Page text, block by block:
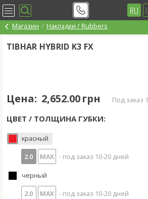
RU
Магазин Накладки / Rubbers
TIBHAR HYBRID K3 FX
Цена: 2,652.00 грн под заказ
ЦВЕТ / ТОЛЩИНА ГУБКИ:
красный
2.0
MAX - под заказ 10-20 дней
черный
2.0
MAX - под заказ 10-20 дней